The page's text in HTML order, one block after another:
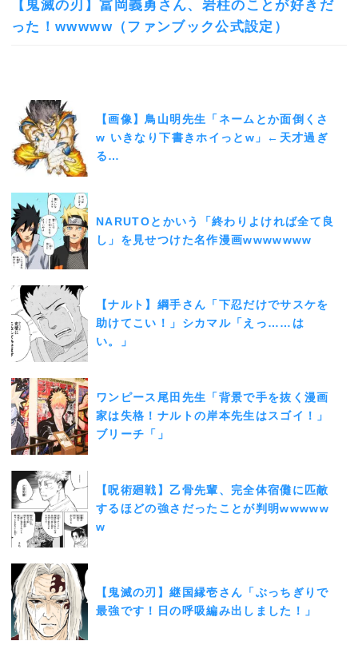
【鬼滅の刃】冨岡義勇さん、岩柱のことが好きだ
った！wwwww（ファンブック公式設定）
【画像】鳥山明先生「ネームとか面倒くさ
w いきなり下書きホイっとw」←天才過ぎ
る…
NARUTOとかいう「終わりよければ全て良
し」を見せつけた名作漫画wwwwwww
【ナルト】綱手さん「下忍だけでサスケを
助けてこい！」シカマル「えっ……は
い。」
ワンピース尾田先生「背景で手を抜く漫画
家は失格！ナルトの岸本先生はスゴイ！」
ブリーチ「」
【呪術廻戦】乙骨先輩、完全体宿儺に匹敵
するほどの強さだったことが判明wwwww
w
【鬼滅の刃】継国縁壱さん「ぶっちぎりで
最強です！日の呼吸編み出しました！」